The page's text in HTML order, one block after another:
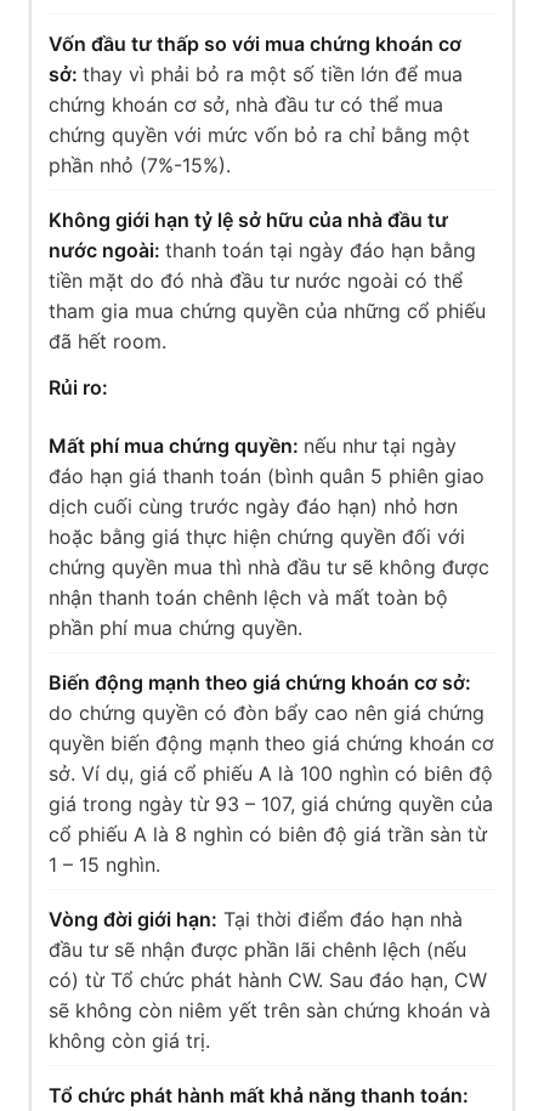
Vốn đầu tư thấp so với mua chứng khoán cơ
sở:thay vì phải bỏ ra một số tiền lớn để mua
chứng khoán cơ sở, nhà đầu tư có thể mua
chứng quyền với mức vốn bỏ ra chỉ bằng một
phần nhỏ (7%-15%).
Không giới hạn tỷ lệ sở hữu của nhà đầu tư
nước ngoài:thanh toán tại ngày đáo hạn bằng
tiền mặt do đó nhà đầu tư nước ngoài có thể
tham gia mua chứng quyền của những cổ phiếu
đã hết room.
Rủi ro:
Mất phí mua chứng quyền: nếu như tại ngày
đáo hạn giá thanh toán (bình quân 5 phiên giao
dịch cuối cùng trước ngày đáo hạn) nhỏ hơn
hoặc bằng giá thực hiện chứng quyền đối với
chứng quyền mua thì nhà đầu tư sẽ không được
nhận thanh toán chênh lệch và mất toàn bộ
phần phí mua chứng quyền.
Biến động mạnh theo giá chứng khoán cơ sở:
do chứng quyền có đòn bẩy cao nên giá chứng
quyền biến động mạnh theo giá chứng khoán cơ
sở. Ví dụ, giá cổ phiếu A là 100 nghìn có biên độ
giá trong ngày từ 93 – 107, giá chứng quyền của
cổ phiếu A là 8 nghìn có biên độ giá trần sàn từ
1 – 15 nghìn.
Vòng đời giới hạn: Tại thời điểm đáo hạn nhà
đầu tư sẽ nhận được phần lãi chênh lệch (nếu
có) từ Tổ chức phát hành CW. Sau đáo hạn, CW
sẽ không còn niêm yết trên sàn chứng khoán và
không còn giá trị.
Tổ chức phát hành mất khả năng thanh toán: